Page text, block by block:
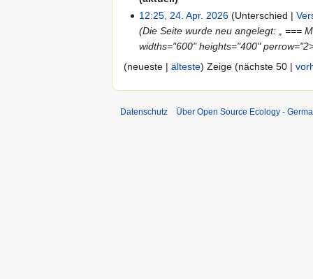
12:25, 24. Apr. 2026
Unterschied
Die Seite wurde neu angelegt: „ ===
widths="600" heights="400"
(neueste | älteste) Zeige (nächste 50 |
Datenschutz Über Open Source Ecology -